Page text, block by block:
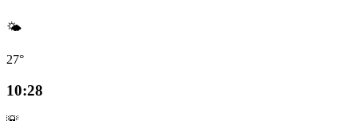
🌤️
27°
10:28